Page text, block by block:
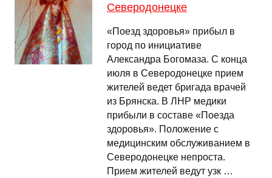
Северодонецке
«Поезд здоровья» прибыл в
город по инициативе
Александра Богомаза. С конца
июля в Северодонецке прием
жителей ведет бригада врачей
из Брянска. В ЛНР медики
прибыли в составе «Поезда
здоровья». Положение с
медицинским обслуживанием в
Северодонецке непроста.
Прием жителей ведут узк …